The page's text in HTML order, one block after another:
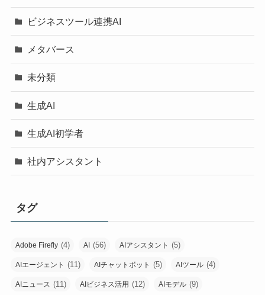
ビジネスツール連携AI
メタバース
未分類
生成AI
生成AI初学者
社内アシスタント
タグ
Adobe Firefly (4) AI (56) AIアシスタント (5)
AIエージェント (11) AIチャットボット (5) AIツール (4)
AIニュース (11) AIビジネス活用 (12) AIモデル (9)